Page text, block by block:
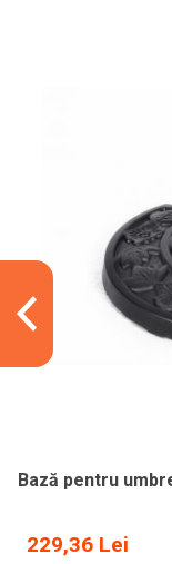
Bază pentru
229,36 Lei